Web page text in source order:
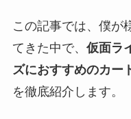
この記事では、僕が
てきた中で、 仮面ラ
ズにおすすめのカー
を徹底紹介します。